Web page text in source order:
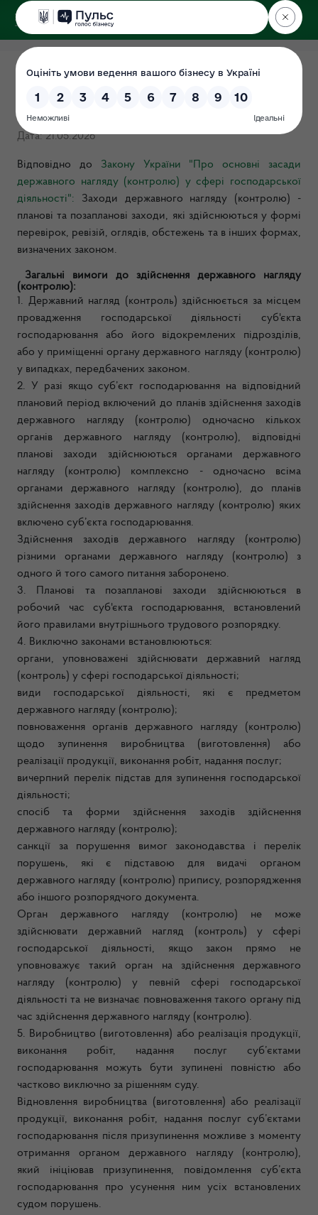
ДЕРЖЕКОІНСПЕКЦІЯ
у Чернігівській області
Загальні консультації для
суб'єктів господарювання
Дата: 21.05.2026
Відповідно до Закону України "Про основні засади
державного нагляду (контролю) у сфері господарської
діяльності":
Заходи державного нагляду (контролю) -
планові та позапланові заходи, які здійснюються у формі
перевірок, ревізій, оглядів, обстежень та в інших формах,
визначених законом.
Загальні вимоги до здійснення державного нагляду
(контролю):
1. Державний нагляд (контроль) здійснюється за місцем
провадження господарської діяльності суб'єкта
господарювання або його відокремлених підрозділів,
або у приміщенні органу державного нагляду (контролю)
у випадках, передбачених законом.
2. У разі якщо суб’єкт господарювання на відповідний
плановий період включений до планів здійснення заходів
державного нагляду (контролю) одночасно кількох
органів державного нагляду (контролю), відповідні
планові заходи здійснюються органами державного
нагляду (контролю) комплексно - одночасно всіма
органами державного нагляду (контролю), до планів
здійснення заходів державного нагляду (контролю) яких
включено суб’єкта господарювання.
Здійснення заходів державного нагляду (контролю)
різними органами державного нагляду (контролю) з
одного й того самого питання заборонено.
3. Планові та позапланові заходи здійснюються в
робочий час суб'єкта господарювання, встановлений
його правилами внутрішнього трудового розпорядку.
4. Виключно законами встановлюються:
органи, уповноважені здійснювати державний нагляд
(контроль) у сфері господарської діяльності;
види господарської діяльності, які є предметом
державного нагляду (контролю);
повноваження органів державного нагляду (контролю)
щодо зупинення виробництва (виготовлення) або
реалізації продукції, виконання робіт, надання послуг;
вичерпний перелік підстав для зупинення господарської
діяльності;
спосіб та форми здійснення заходів здійснення
державного нагляду (контролю);
санкції за порушення вимог законодавства і перелік
порушень, які є підставою для видачі органом
державного нагляду (контролю) припису, розпорядження
або іншого розпорядчого документа.
Орган державного нагляду (контролю) не може
здійснювати державний нагляд (контроль) у сфері
господарської діяльності, якщо закон прямо не
уповноважує такий орган на здійснення державного
нагляду (контролю) у певній сфері господарської
діяльності та не визначає повноваження такого органу під
час здійснення державного нагляду (контролю).
5. Виробництво (виготовлення) або реалізація продукції,
виконання робіт, надання послуг суб’єктами
господарювання можуть бути зупинені повністю або
частково виключно за рішенням суду.
Відновлення виробництва (виготовлення) або реалізації
продукції, виконання робіт, надання послуг суб’єктами
господарювання після призупинення можливе з моменту
отримання органом державного нагляду (контролю),
який ініціював призупинення, повідомлення суб’єкта
господарювання про усунення ним усіх встановлених
судом порушень.